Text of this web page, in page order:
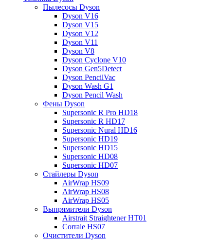
Пылесосы Dyson
Dyson V16
Dyson V15
Dyson V12
Dyson V11
Dyson V8
Dyson Cyclone V10
Dyson Gen5Detect
Dyson PencilVac
Dyson Wash G1
Dyson Pencil Wash
Фены Dyson
Supersonic R Pro HD18
Supersonic R HD17
Supersonic Nural HD16
Supersonic HD19
Supersonic HD15
Supersonic HD08
Supersonic HD07
Стайлеры Dyson
AirWrap HS09
AirWrap HS08
AirWrap HS05
Выпрямители Dyson
Airstrait Straightener HT01
Corrale HS07
Очистители Dyson